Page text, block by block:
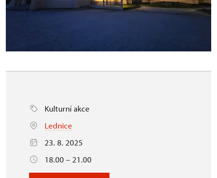
Kulturní akce
Lednice
23. 8. 2025
18.00 – 21.00